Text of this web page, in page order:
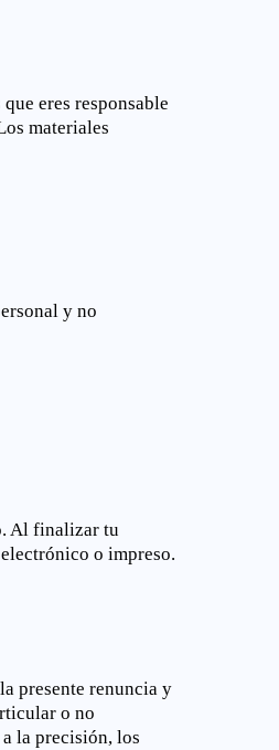
eres responsable
materiales
y no
Al finalizar tu
o impreso.
presente renuncia y
o no
la precisión, los